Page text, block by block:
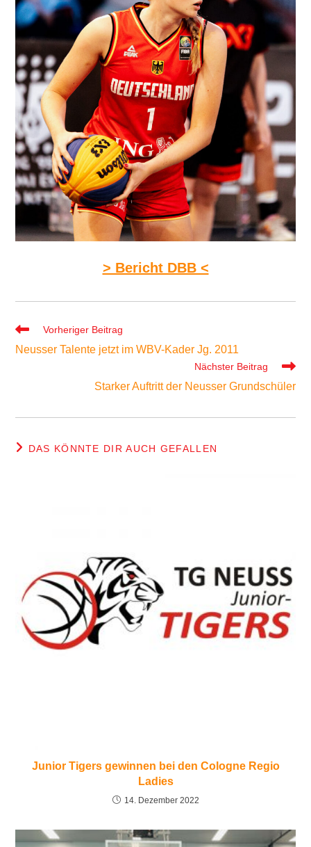
> Bericht DBB <
Weitere
ansehen
Vorheriger Beitrag
Neusser Talente jetzt im WBV-Kader Jg. 2011
Nächster Beitrag
Starker Auftritt der Neusser Grundschüler
DAS KÖNNTE DIR AUCH GEFALLEN
Junior Tigers gewinnen bei den Cologne Regio
Ladies
14. Dezember 2022